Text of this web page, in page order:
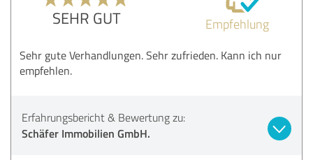
SEHR GUT Empfehlung
Sehr gute Verhandlungen. Sehr zufrieden. Kann ich nur
empfehlen.
Erfahrungsbericht & Bewertung zu:
Schäfer Immobilien GmbH.